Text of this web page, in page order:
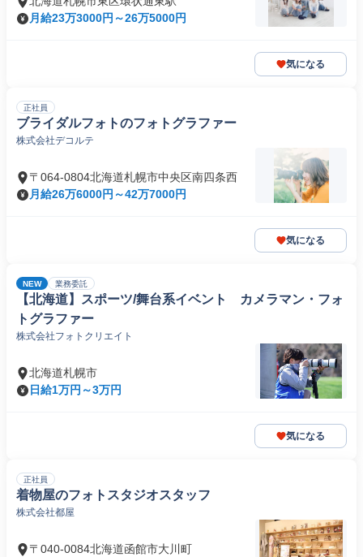
月給23万3000円～26万5000円
気になる
正社員
ブライダルフォトのフォトグラファー
株式会社デコルテ
〒064-0804北海道札幌市中央区南四条西
月給26万6000円～42万7000円
気になる
NEW 業務委託
【北海道】スポーツ/舞台系イベント カメラマン・フォ
トグラファー
株式会社フォトクリエイト
北海道札幌市
日給1万円～3万円
気になる
正社員
着物屋のフォトスタジオスタッフ
株式会社都屋
〒040-0084北海道函館市大川町